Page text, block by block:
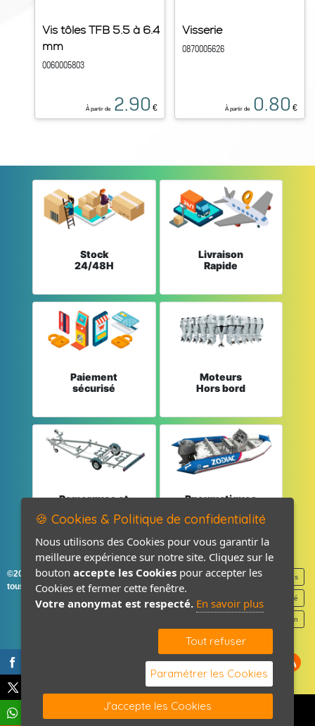
Vis tôles TFB 5.5 à 6.4
mm
0060005803
À partir de 2.90 €
Visserie
0870005626
À partir de 0.80 €
Stock
24/48H
Livraison
Rapide
Paiement
sécurisé
Moteurs
Hors bord
Remorques et
Pneumatiques
©2026-2027 France Accastillage
tous droits réservés
Mentions légales
Politique de confidentialité
Contact / Plan
🍪 Cookies & Politique de confidentialité
Nous utilisons des Cookies pour vous garantir la
meilleure expérience sur notre site. Cliquez sur le
bouton accepte les Cookies pour accepter les
Cookies et fermer cette fenêtre.
Votre anonymat est respecté. En savoir plus
Tout refuser
Paramétrer les Cookies
J'accepte les Cookies